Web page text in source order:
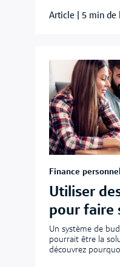
Article 5 min de
Finance
Utiliser
pour faire
Un système de
pourrait être la
découvrez